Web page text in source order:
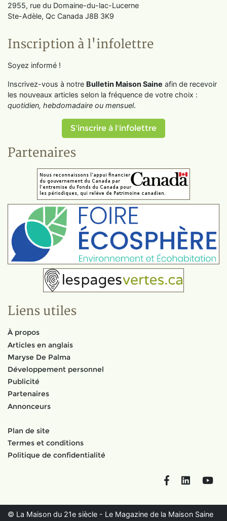
2955, rue du Domaine-du-lac-Lucerne
Ste-Adèle, Qc Canada J8B 3K9
Inscription à l'infolettre
Soyez informé !
Inscrivez-vous à notre Bulletin Maison Saine afin de recevoir
les nouveaux articles selon la fréquence de votre choix :
quotidien, hebdomadaire ou mensuel.
S'inscrire à l'infolettre
Partenaires
Liens utiles
À propos
Articles en anglais
Maryse De Palma
Développement personnel
Publicité
Partenaires
Annonceurs
Plan de site
Termes et conditions
Politique de confidentialité
FacebookLinkedIn
© La Maison du 21e siècle - Le Magazine de la Maison Saine